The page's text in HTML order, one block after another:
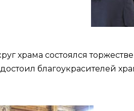
храма состоялся
благоукрасителей